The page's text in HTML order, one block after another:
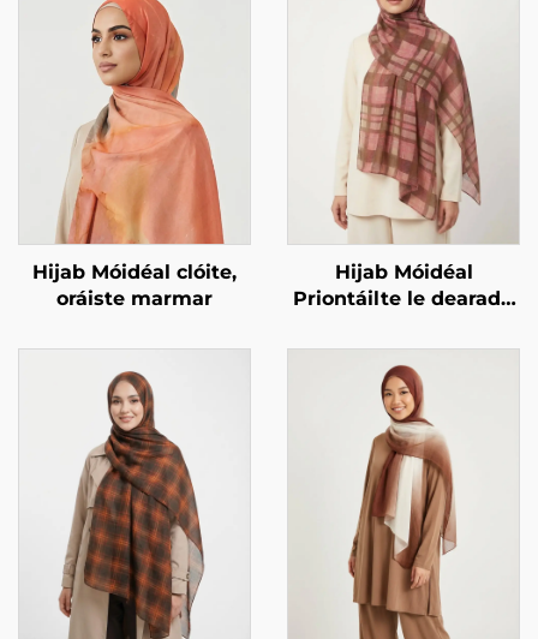
Hijab Móidéal clóite,
oráiste marmar
Hijab Móidéal
Priontáilte le dearadh